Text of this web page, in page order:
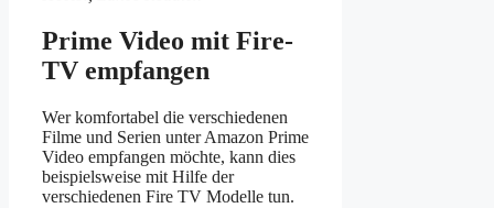
Prime Video mit Fire-
TV empfangen
Wer komfortabel die verschiedenen
Filme und Serien unter Amazon Prime
Video empfangen möchte, kann dies
beispielsweise mit Hilfe der
verschiedenen Fire TV Modelle tun.